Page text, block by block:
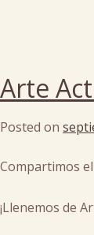
Arte
Posted on
Compartimos
¡Llenemos de